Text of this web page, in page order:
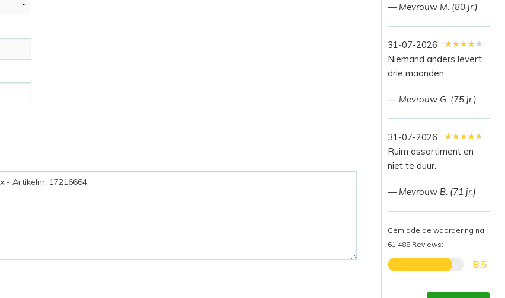
— Mevrouw M. (80 jr.)
31-07-2026 ★★★★★
★★★★★
★★★★★
Niemand anders levert
drie maanden
— Mevrouw G. (75 jr.)
31-07-2026 ★★★★★
★★★★★
★★★★★
Ruim assortiment en
niet te duur.
— Mevrouw B. (71 jr.)
Gemiddelde waardering na
61.488 Reviews:
8,5